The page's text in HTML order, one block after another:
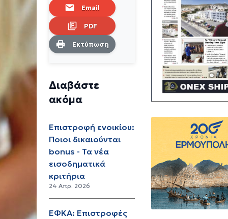
Email
PDF
Εκτύπωση
Διαβάστε
ακόμα
Επιστροφή ενοικίου:
Ποιοι δικαιούνται
bonus - Τα νέα
εισοδηματικά
κριτήρια
24 Απρ. 2026
ΕΦΚΑ: Επιστροφές